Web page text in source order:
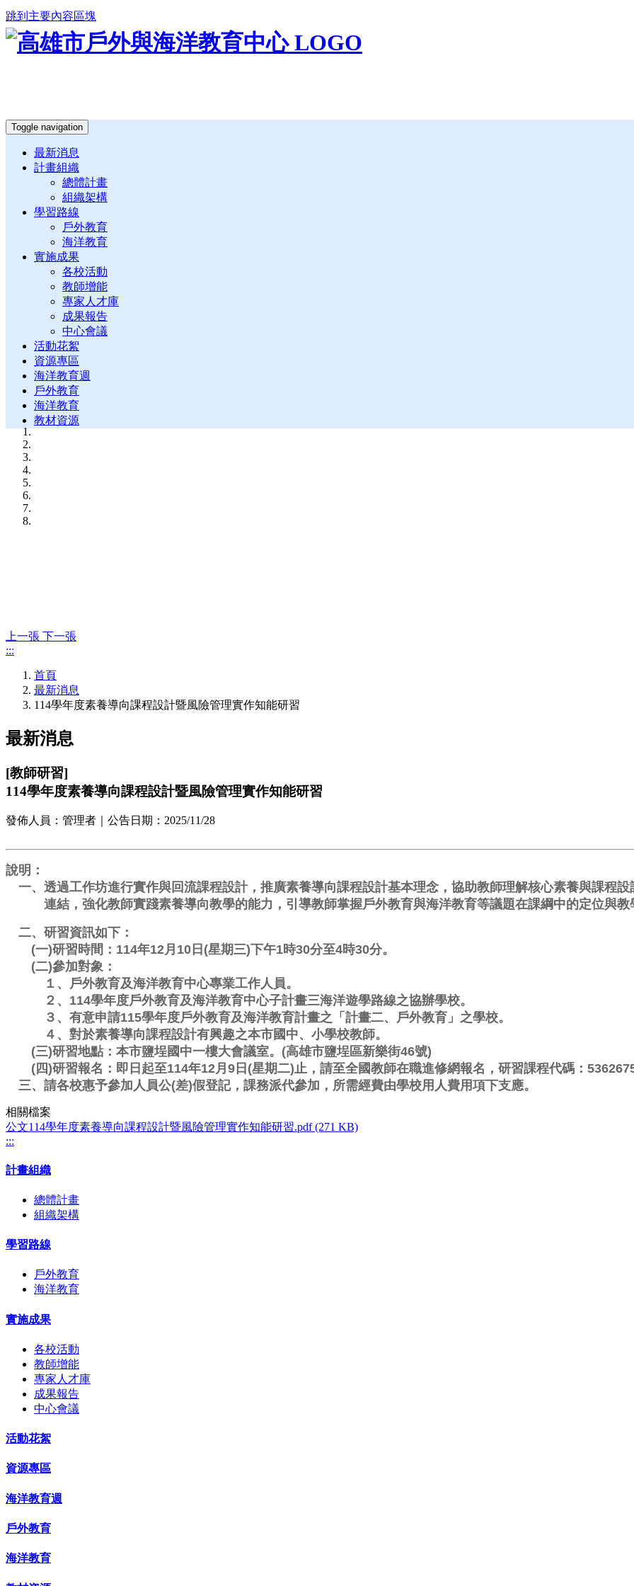
跳到主要內容區塊
Toggle navigation
最新消息
計畫組織
總體計畫
組織架構
學習路線
戶外教育
海洋教育
實施成果
各校活動
教師增能
專家人才庫
成果報告
中心會議
活動花絮
資源專區
海洋教育週
戶外教育
海洋教育
教材資源
上一張 下一張
:::
首頁
最新消息
114學年度素養導向課程設計暨風險管理實作知能研習
最新消息
[教師研習]
114學年度素養導向課程設計暨風險管理實作知能研習
發佈人員： 管理者 ｜公告日期： 2025/11/28
說明：
一、透過工作坊進行實作與回流課程設計，推廣素養導向課程設計基本理念，協助教師理解核心素養與課程設
連結，強化教師實踐素養導向教學的能力，引導教師掌握戶外教育與海洋教育等議題在課綱中的定位與教
二、研習資訊如下：
(一)研習時間：114年12月10日(星期三)下午1時30分至4時30分。
(二)參加對象：
１、戶外教育及海洋教育中心專業工作人員。
２、114學年度戶外教育及海洋教育中心子計畫三海洋遊學路線之協辦學校。
３、有意申請115學年度戶外教育及海洋教育計畫之「計畫二、戶外教育」之學校。
４、對於素養導向課程設計有興趣之本市國中、小學校教師。
(三)研習地點：本市鹽埕國中一樓大會議室。(高雄市鹽埕區新樂街46號)
(四)研習報名：即日起至114年12月9日(星期二)止，請至全國教師在職進修網報名，研習課程代碼：
三、請各校惠予參加人員公(差)假登記，課務派代參加，所需經費由學校用人費用項下支應。
相關檔案
公文114學年度素養導向課程設計暨風險管理實作知能研習.pdf (271 KB)
:::
計畫組織
總體計畫
組織架構
學習路線
戶外教育
海洋教育
實施成果
各校活動
教師增能
專家人才庫
成果報告
中心會議
活動花絮
資源專區
海洋教育週
戶外教育
海洋教育